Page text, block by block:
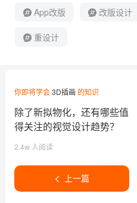
App改版 改版设计
重设计
你即将学会3D插画 的知识
除了新拟物化，还有哪些值
得关注的视觉设计趋势？
2.4w 人阅读
上一篇